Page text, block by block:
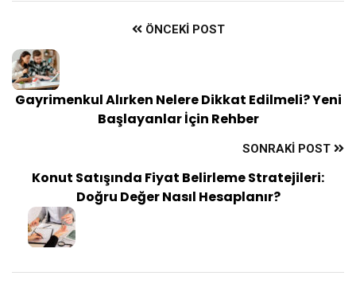
ÖNCEKI POST
Gayrimenkul Alırken Nelere Dikkat Edilmeli? Yeni
Başlayanlar İçin Rehber
SONRAKI POST
Konut Satışında Fiyat Belirleme Stratejileri:
Doğru Değer Nasıl Hesaplanır?